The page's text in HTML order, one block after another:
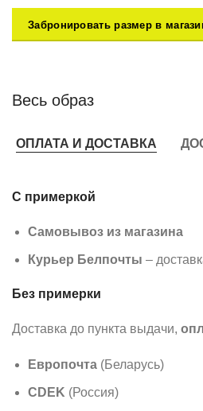
Забронировать размер в
Весь образ
ОПЛАТА И ДОСТАВКА
С примеркой
Самовывоз из магазина
Курьер Белпочты –
Без примерки
Доставка до пункта выдачи,
Европочта (Беларусь)
CDEK (Россия)